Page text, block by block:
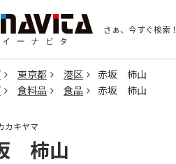
さぁ、今すぐ検索！
東京都 港区
赤坂 柿山
食料品 食品 赤坂 柿山
カキヤマ
柿山